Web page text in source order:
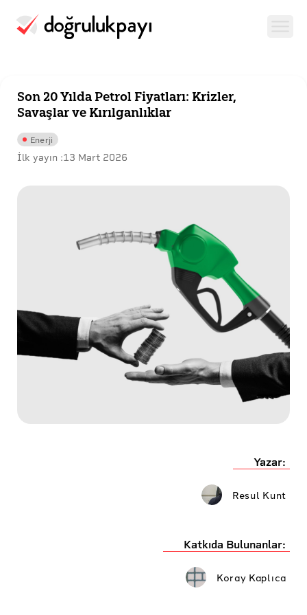
Son 20 Yılda Petrol Fiyatları: Krizler,
Savaşlar ve Kırılganlıklar
Enerji
İlk yayın :13 Mart 2026
Yazar:
Resul Kunt
Katkıda Bulunanlar:
Koray Kaplıca